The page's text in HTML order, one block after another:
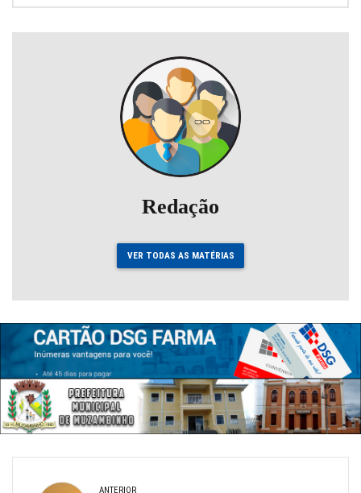
Redação
VER TODAS AS MATÉRIAS
ANTERIOR